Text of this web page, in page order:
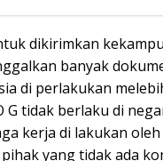
dikirimkan
banyak
di perlakukan
G tidak berlaku di
kerja di lakukan
yang tidak ada